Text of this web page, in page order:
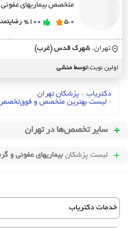
متخصص بیماریهای
5.0
%100
تهران، شهرک قدس (غرب)
اولین نوبت:توسط منشی
دکتریاب › پزشکان تهران
› لیست بهترین متخصص و
سایر تخصص‌ها درتهران
لیست پزشکان بیماریهای عفونی و
خدمات دکتریاب